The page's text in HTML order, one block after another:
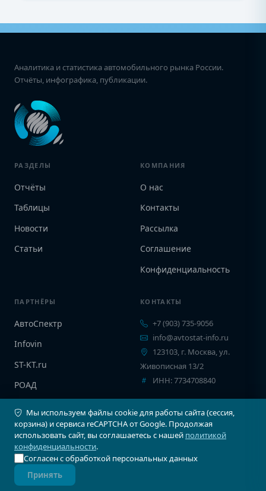
Аналитика и статистика автомобильного рынка России.
Отчёты, инфографика, публикации.
РАЗДЕЛЫ
Отчёты
Таблицы
Новости
Статьи
КОМПАНИЯ
О нас
Контакты
Рассылка
Соглашение
Конфиденциальность
ПАРТНЁРЫ
АвтоСпектр
Infovin
ST-KT.ru
РОАД
КОНТАКТЫ
+7 (903) 735-9056
info@avtostat-info.ru
123103, г. Москва, ул.
Живописная 13/2
ИНН: 7734708840
© 2026 Автостат Инфо. Все права защищены.
Карта сайтаСоглашение
Мы используем файлы cookie для работы сайта (сессия,
корзина) и сервиса reCAPTCHA от Google. Продолжая
использовать сайт, вы соглашаетесь с нашей политикой
конфиденциальности.
Согласен с обработкой персональных данных
Принять